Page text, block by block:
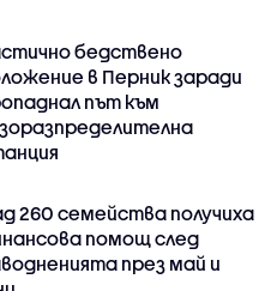
бедствено
в Перник заради
път към
260 семейства получиха
помощ след
през май и